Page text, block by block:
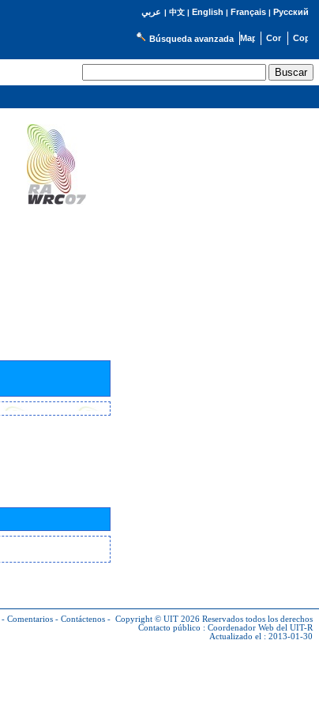
عربي | 中文| English | Français| Русский
Búsqueda avanzada
- Comentarios - Contáctenos - Copyright © UIT 2026 Reservados todos los derechos
Contacto público : Coordenador Web del UIT-R
Actualizado el : 2013-01-30